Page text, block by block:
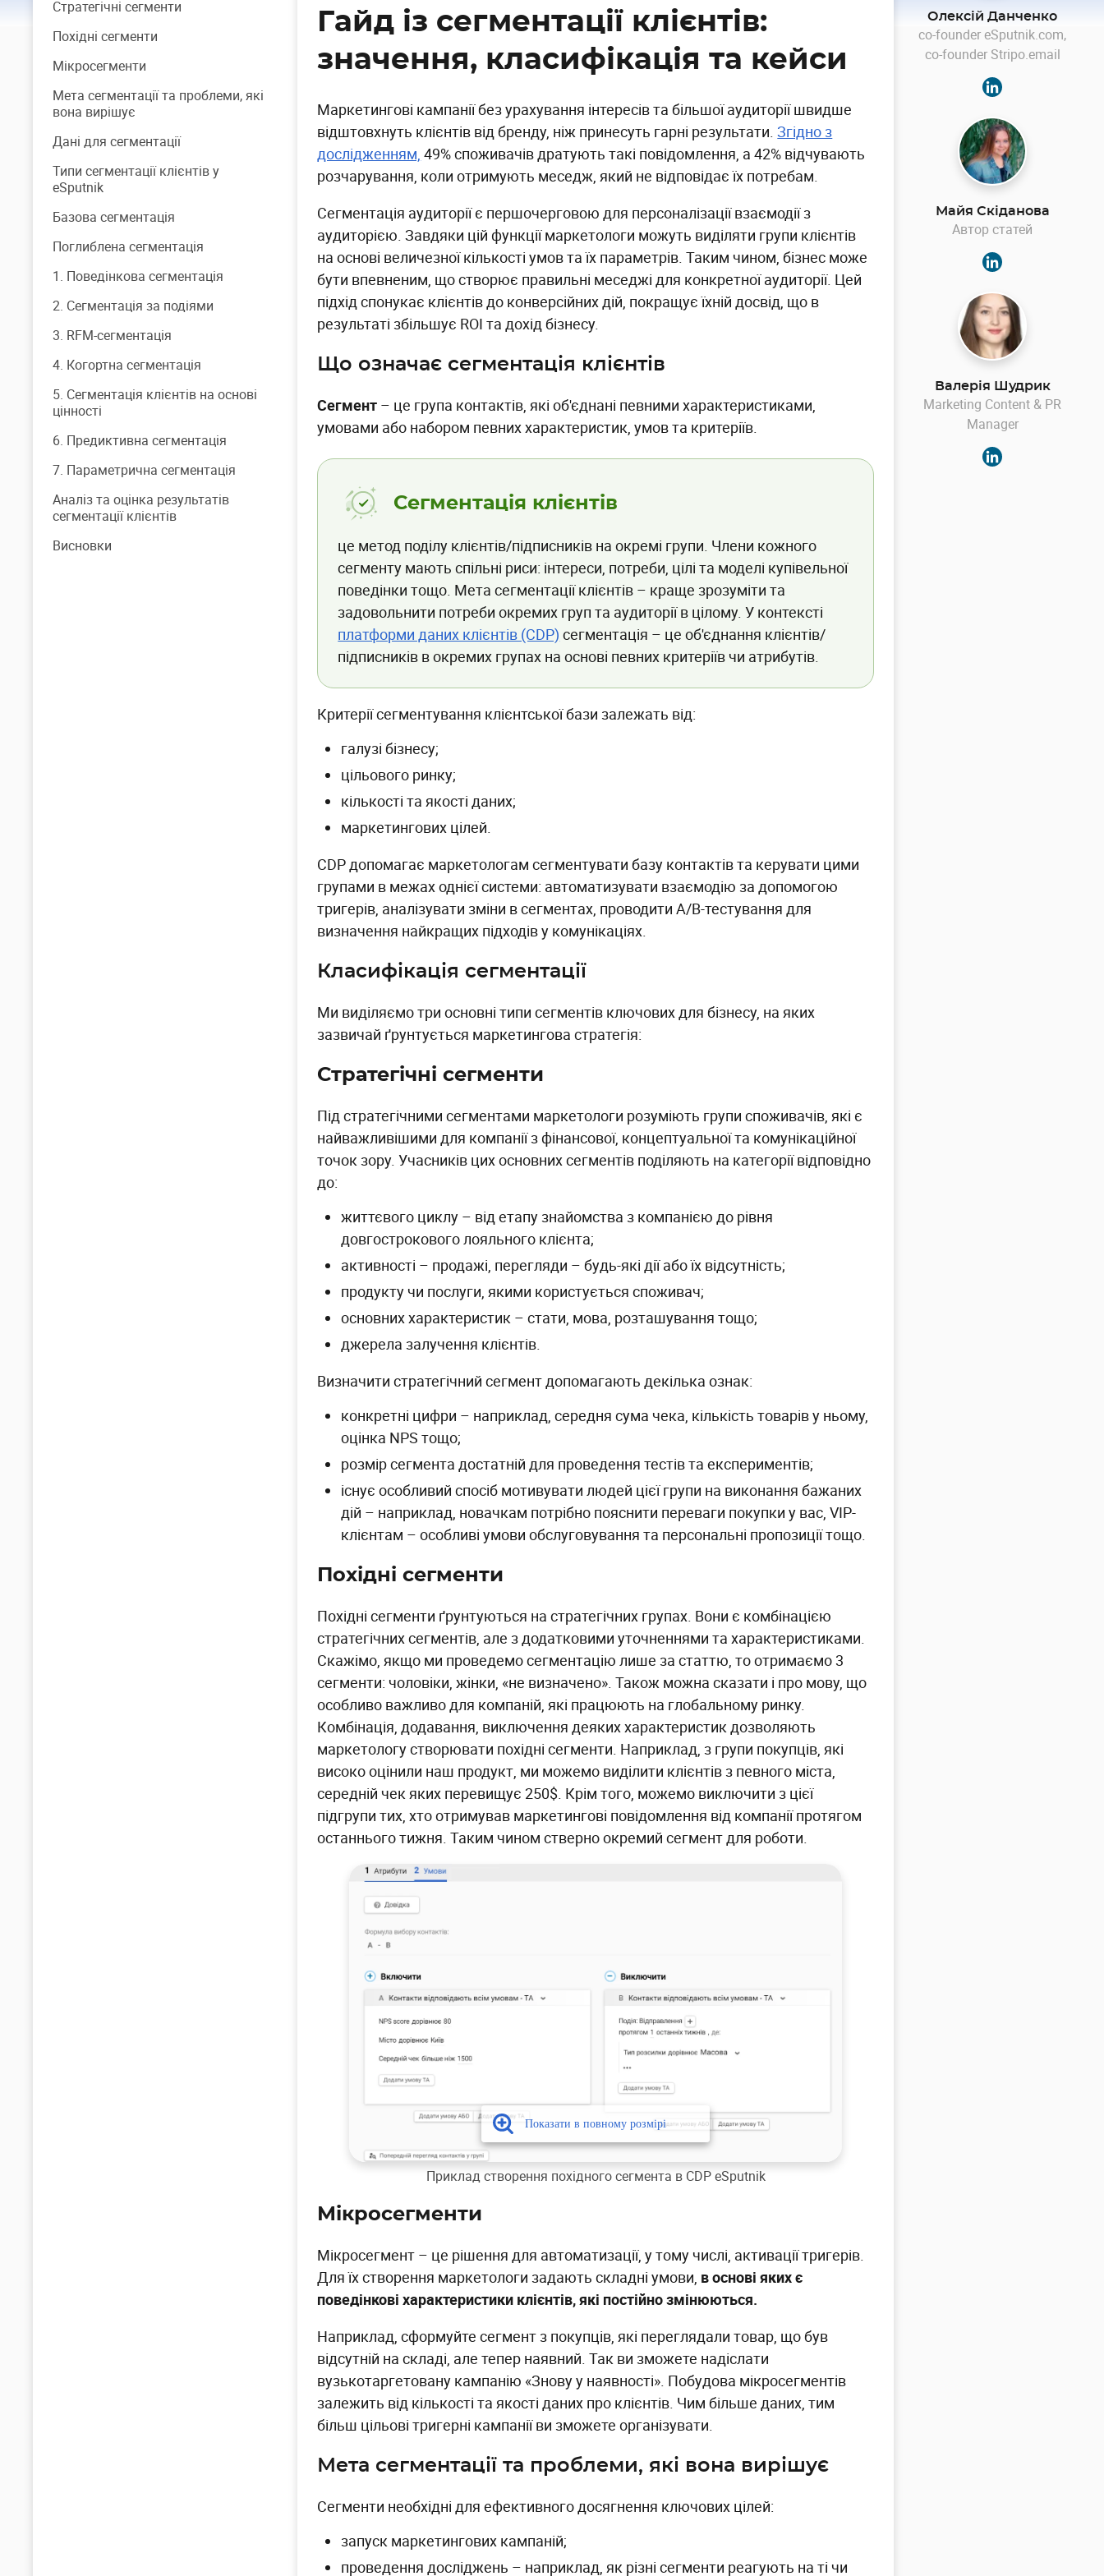
Стратегічні сегменти
Похідні сегменти
Мікросегменти
Мета сегментації та проблеми, які
вона вирішує
Дані для сегментації
Типи сегментації клієнтів у
eSputnik
Базова сегментація
Поглиблена сегментація
1. Поведінкова сегментація
2. Сегментація за подіями
3. RFM-сегментація
4. Когортна сегментація
5. Сегментація клієнтів на основі
цінності
6. Предиктивна сегментація
7. Параметрична сегментація
Аналіз та оцінка результатів
сегментації клієнтів
Висновки
Гайд із сегментації клієнтів:
значення, класифікація та кейси
Маркетингові кампанії без урахування інтересів та більшої аудиторії швидше
відштовхнуть клієнтів від бренду, ніж принесуть гарні результати.Згідно з
дослідженням, 49% споживачів дратують такі повідомлення, а 42% відчувають
розчарування, коли отримують меседж, який не відповідає їх потребам.
Сегментація аудиторії є першочерговою для персоналізації взаємодії з
аудиторією. Завдяки цій функції маркетологи можуть виділяти групи клієнтів
на основі величезної кількості умов та їх параметрів. Таким чином, бізнес може
бути впевненим, що створює правильні меседжі для конкретної аудиторії. Цей
підхід спонукає клієнтів до конверсійних дій, покращує їхній досвід, що в
результаті збільшує ROI та дохід бізнесу.
Що означає сегментація клієнтів
Сегмент – це група контактів, які об'єднані певними характеристиками,
умовами або набором певних характеристик, умов та критеріїв.
Сегментація клієнтів
це метод поділу клієнтів/підписників на окремі групи. Члени кожного
сегменту мають спільні риси: інтереси, потреби, цілі та моделі купівельної
поведінки тощо. Мета сегментації клієнтів – краще зрозуміти та
задовольнити потреби окремих груп та аудиторії в цілому. У контексті
платформи даних клієнтів (CDP) сегментація – це об'єднання клієнтів/
підписників в окремих групах на основі певних критеріїв чи атрибутів.
Критерії сегментування клієнтської бази залежать від:
галузі бізнесу;
цільового ринку;
кількості та якості даних;
маркетингових цілей.
CDP допомагає маркетологам сегментувати базу контактів та керувати цими
групами в межах однієї системи: автоматизувати взаємодію за допомогою
тригерів, аналізувати зміни в сегментах, проводити A/B-тестування для
визначення найкращих підходів у комунікаціях.
Класифікація сегментації
Ми виділяємо три основні типи сегментів ключових для бізнесу, на яких
зазвичай ґрунтується маркетингова стратегія:
Стратегічні сегменти
Під стратегічними сегментами маркетологи розуміють групи споживачів, які є
найважливішими для компанії з фінансової, концептуальної та комунікаційної
точок зору. Учасників цих основних сегментів поділяють на категорії відповідно
до:
життєвого циклу – від етапу знайомства з компанією до рівня
довгострокового лояльного клієнта;
активності – продажі, перегляди – будь-які дії або їх відсутність;
продукту чи послуги, якими користується споживач;
основних характеристик – стати, мова, розташування тощо;
джерела залучення клієнтів.
Визначити стратегічний сегмент допомагають декілька ознак:
конкретні цифри – наприклад, середня сума чека, кількість товарів у ньому,
оцінка NPS тощо;
розмір сегмента достатній для проведення тестів та експериментів;
існує особливий спосіб мотивувати людей цієї групи на виконання бажаних
дій – наприклад, новачкам потрібно пояснити переваги покупки у вас, VIP-
клієнтам – особливі умови обслуговування та персональні пропозиції тощо.
Похідні сегменти
Похідні сегменти ґрунтуються на стратегічних групах. Вони є комбінацією
стратегічних сегментів, але з додатковими уточненнями та характеристиками.
Скажімо, якщо ми проведемо сегментацію лише за статтю, то отримаємо 3
сегменти: чоловіки, жінки, «не визначено». Також можна сказати і про мову, що
особливо важливо для компаній, які працюють на глобальному ринку.
Комбінація, додавання, виключення деяких характеристик дозволяють
маркетологу створювати похідні сегменти. Наприклад, з групи покупців, які
високо оцінили наш продукт, ми можемо виділити клієнтів з певного міста,
середній чек яких перевищує 250$. Крім того, можемо виключити з цієї
підгрупи тих, хто отримував маркетингові повідомлення від компанії протягом
останнього тижня. Таким чином стверно окремий сегмент для роботи.
Приклад створення похідного сегмента в CDP eSputnik
Мікросегменти
Мікросегмент – це рішення для автоматизації, у тому числі, активації тригерів.
Для їх створення маркетологи задають складні умови, в основі яких є
поведінкові характеристики клієнтів, які постійно змінюються.
Наприклад, сформуйте сегмент з покупців, які переглядали товар, що був
відсутній на складі, але тепер наявний. Так ви зможете надіслати
вузькотаргетовану кампанію «Знову у наявності». Побудова мікросегментів
залежить від кількості та якості даних про клієнтів. Чим більше даних, тим
більш цільові тригерні кампанії ви зможете організувати.
Мета сегментації та проблеми, які вона вирішує
Сегменти необхідні для ефективного досягнення ключових цілей:
запуск маркетингових кампаній;
проведення досліджень – наприклад, як різні сегменти реагують на ті чи
Олексій Данченко
co-founder eSputnik.com,
co-founder Stripo.email
Майя Скіданова
Автор статей
Валерія Шудрик
Marketing Content & PR
Manager